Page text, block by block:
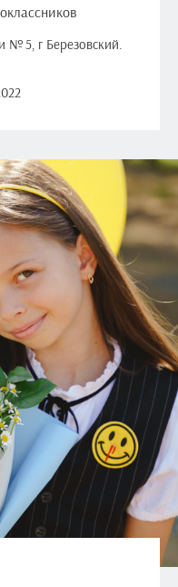
№ 5, г Березовский.